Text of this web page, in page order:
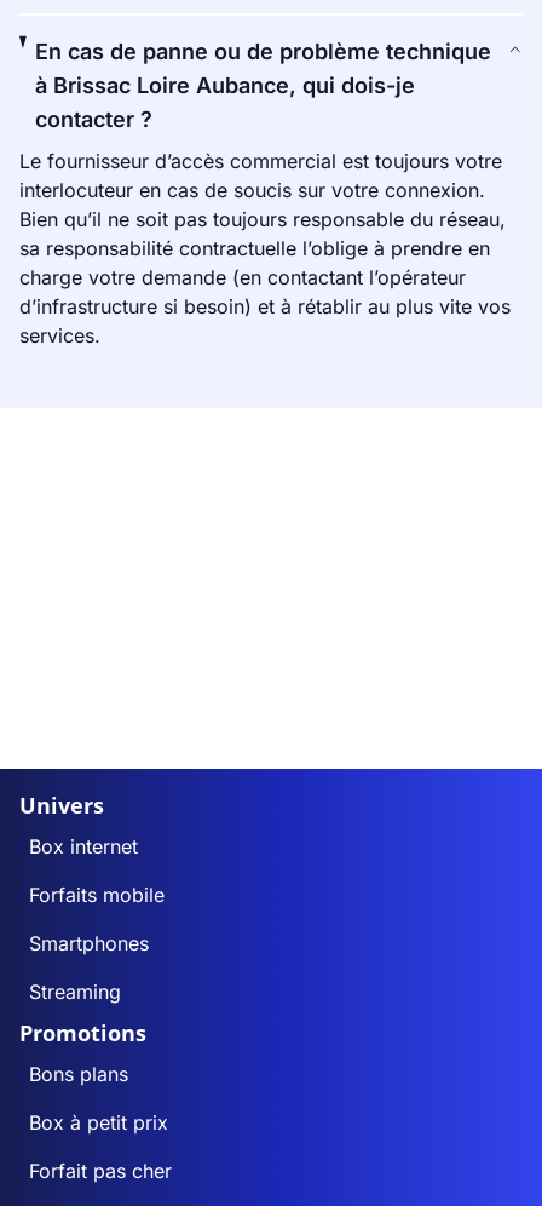
En cas de panne ou de problème technique
à Brissac Loire Aubance, qui dois-je
contacter ?
Le fournisseur d’accès commercial est toujours votre
interlocuteur en cas de soucis sur votre connexion.
Bien qu’il ne soit pas toujours responsable du réseau,
sa responsabilité contractuelle l’oblige à prendre en
charge votre demande (en contactant l’opérateur
d’infrastructure si besoin) et à rétablir au plus vite vos
services.
Univers
Box internet
Forfaits mobile
Smartphones
Streaming
Promotions
Bons plans
Box à petit prix
Forfait pas cher